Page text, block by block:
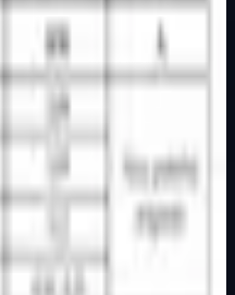
vizuala proizvoda.
SKLOPKE
košarice, zaliha i